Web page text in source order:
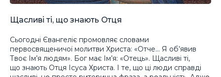
Щасливі ті, що знають Отця
Сьогодні Євангеліє промовляє словами
первосвященичої молитви Христа: «Отче… Я об’явив
Твоє Ім’я людям». Бог має Ім’я: «Отець». Щасливі ті,
що знають Отця Ісуса Христа. І те, що ці люди справді